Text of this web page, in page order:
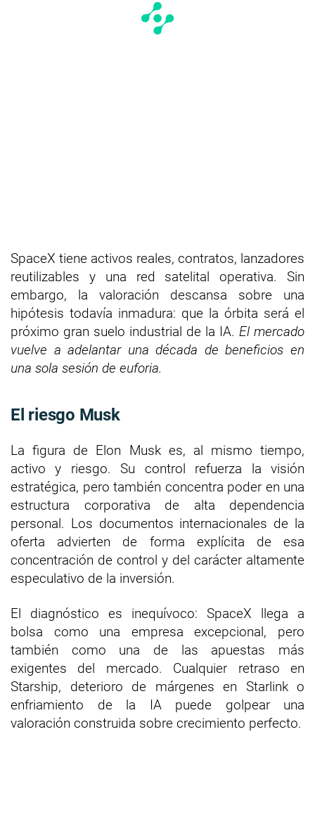
SpaceX tiene activos reales, contratos, lanzadores
reutilizables y una red satelital operativa. Sin
embargo, la valoración descansa sobre una
hipótesis todavía inmadura: que la órbita será el
próximo gran suelo industrial de la IA. El mercado
vuelve a adelantar una década de beneficios en
una sola sesión de euforia.
El riesgo Musk
La figura de Elon Musk es, al mismo tiempo,
activo y riesgo. Su control refuerza la visión
estratégica, pero también concentra poder en una
estructura corporativa de alta dependencia
personal. Los documentos internacionales de la
oferta advierten de forma explícita de esa
concentración de control y del carácter altamente
especulativo de la inversión.
El diagnóstico es inequívoco: SpaceX llega a
bolsa como una empresa excepcional, pero
también como una de las apuestas más
exigentes del mercado. Cualquier retraso en
Starship, deterioro de márgenes en Starlink o
enfriamiento de la IA puede golpear una
valoración construida sobre crecimiento perfecto.